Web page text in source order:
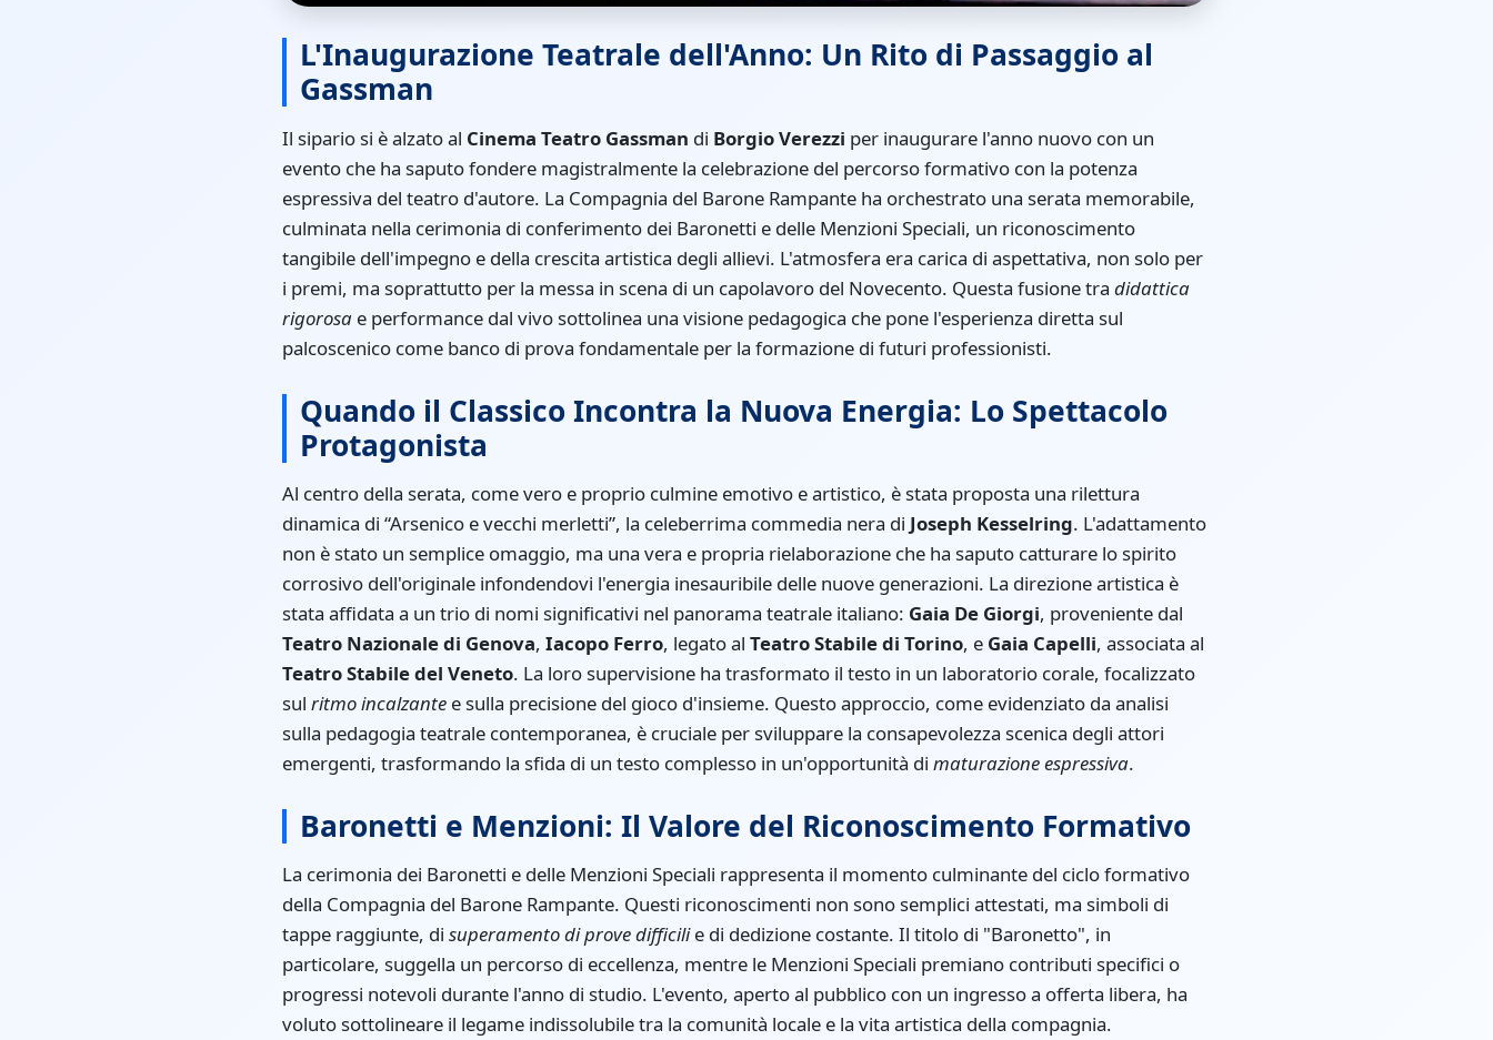
L'Inaugurazione Teatrale dell'Anno: Un Rito di Passaggio al
Gassman
Il sipario si è alzato al Cinema Teatro Gassman di Borgio Verezzi per inaugurare l'anno nuovo con un
evento che ha saputo fondere magistralmente la celebrazione del percorso formativo con la potenza
espressiva del teatro d'autore. La Compagnia del Barone Rampante ha orchestrato una serata memorabile,
culminata nella cerimonia di conferimento dei Baronetti e delle Menzioni Speciali, un riconoscimento
tangibile dell'impegno e della crescita artistica degli allievi. L'atmosfera era carica di aspettativa, non solo per
i premi, ma soprattutto per la messa in scena di un capolavoro del Novecento. Questa fusione tra didattica
rigorosa e performance dal vivo sottolinea una visione pedagogica che pone l'esperienza diretta sul
palcoscenico come banco di prova fondamentale per la formazione di futuri professionisti.
Quando il Classico Incontra la Nuova Energia: Lo Spettacolo
Protagonista
Al centro della serata, come vero e proprio culmine emotivo e artistico, è stata proposta una rilettura
dinamica di “Arsenico e vecchi merletti”, la celeberrima commedia nera di Joseph Kesselring. L'adattamento
non è stato un semplice omaggio, ma una vera e propria rielaborazione che ha saputo catturare lo spirito
corrosivo dell'originale infondendovi l'energia inesauribile delle nuove generazioni. La direzione artistica è
stata affidata a un trio di nomi significativi nel panorama teatrale italiano: Gaia De Giorgi, proveniente dal
Teatro Nazionale di Genova, Iacopo Ferro, legato al Teatro Stabile di Torino, e Gaia Capelli, associata al
Teatro Stabile del Veneto. La loro supervisione ha trasformato il testo in un laboratorio corale, focalizzato
sul ritmo incalzante e sulla precisione del gioco d'insieme. Questo approccio, come evidenziato da analisi
sulla pedagogia teatrale contemporanea, è cruciale per sviluppare la consapevolezza scenica degli attori
emergenti, trasformando la sfida di un testo complesso in un'opportunità di maturazione espressiva.
Baronetti e Menzioni: Il Valore del Riconoscimento Formativo
La cerimonia dei Baronetti e delle Menzioni Speciali rappresenta il momento culminante del ciclo formativo
della Compagnia del Barone Rampante. Questi riconoscimenti non sono semplici attestati, ma simboli di
tappe raggiunte, di superamento di prove difficilie di dedizione costante. Il titolo di "Baronetto", in
particolare, suggella un percorso di eccellenza, mentre le Menzioni Speciali premiano contributi specifici o
progressi notevoli durante l'anno di studio. L'evento, aperto al pubblico con un ingresso a offerta libera, ha
voluto sottolineare il legame indissolubile tra la comunità locale e la vita artistica della compagnia.